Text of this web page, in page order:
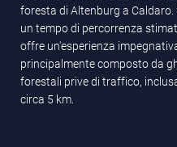
foresta di Altenburg a Caldaro.
un tempo di percorrenza
offre un'esperienza
principalmente composto da
forestali prive di traffico,
circa 5 km.